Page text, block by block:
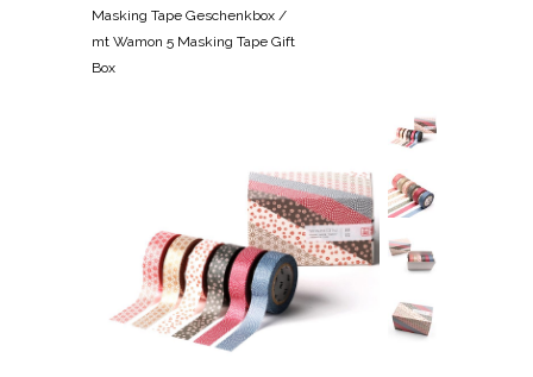
Masking Tape Geschenkbox /
mt Wamon 5 Masking Tape Gift
Box